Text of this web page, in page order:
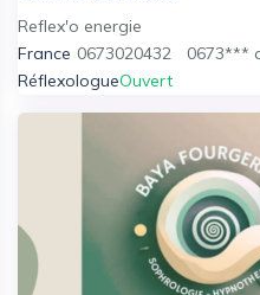
Reflex'o energie
France 0673020432 0673***
RéflexologueOuvert